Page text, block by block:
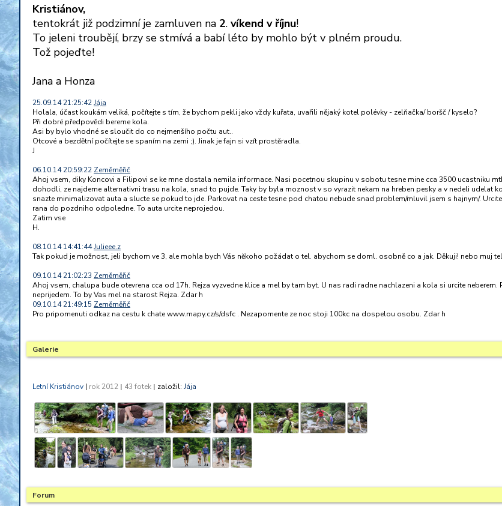
Kristiánov,
tentokrát již podzimní je zamluven na 2. víkend v říjnu!
To jeleni troubějí, brzy se stmívá a babí léto by mohlo být v plném proudu.
Tož pojeďte!
Jana a Honza
25.09.14 21:25:42Jája
Holala, účast koukám veliká, počítejte s tím, že bychom pekli jako vždy kuřata, uvařili nějaký kotel polévky - zelňačka/ boršč / kyselo?
Při dobré předpovědi bereme kola.
Asi by bylo vhodné se sloučit do co nejmenšího počtu aut..
Otcové a bezdětní počítejte se spaním na zemi ;). Jinak je fajn si vzít prostěradla.
J
06.10.14 20:59:22 Zeměměřič
Ahoj vsem, diky Koncovi a Filipovi se ke mne dostala nemila informace. Nasi pocetnou skupinu v sobotu tesne mine cca 3500 ucastniku
dohodli, ze najdeme alternativni trasu na kola, snad to pujde. Taky by byla moznost v so vyrazit nekam na hreben pesky a v nedeli udelat
snazte minimalizovat auta a slucte se pokud to jde. Parkovat na ceste tesne pod chatou nebude snad problem/mluvil jsem s hajnym/.
rana do pozdniho odpoledne. To auta urcite neprojedou.
Zatim vse
H.
08.10.14 14:41:44Julieee.z
Tak pokud je možnost, jeli bychom ve 3, ale mohla bych Vás někoho požádat o tel. abychom se doml. osobně co a jak. Děkuji! nebo muj
09.10.14 21:02:23 Zeměměřič
Ahoj vsem, chalupa bude otevrena cca od 17h. Rejza vyzvedne klice a mel by tam byt. U nas radi radne nachlazeni a kola si urcite
neprijedem. To by Vas mel na starost Rejza. Zdar h
09.10.14 21:49:15 Zeměměřič
Pro pripomenuti odkaz na cestu k chate www.mapy.cz/s/dsfc . Nezapomente ze noc stoji 100kc na dospelou osobu. Zdar h
Galerie
Letní Kristiánov | rok 2012 | 43 fotek | založil: Jája
Forum